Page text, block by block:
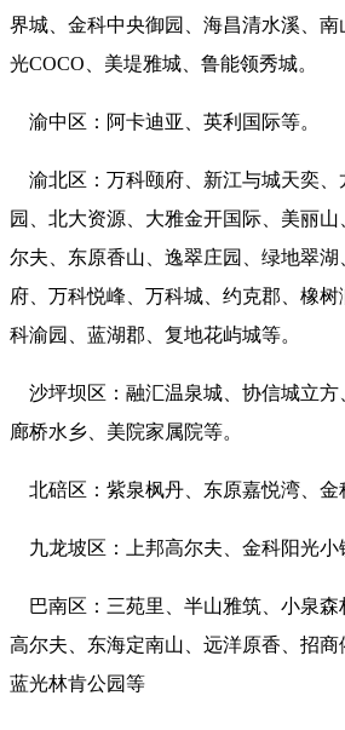
界城、金科中央御园、海昌清水溪、
光COCO、美堤雅城、鲁能领秀城。
渝中区：阿卡迪亚、英利国际等。
渝北区：万科颐府、新江与城天奕、
园、北大资源、大雅金开国际、美丽
尔夫、东原香山、逸翠庄园、绿地翠
府、万科悦峰、万科城、约克郡、橡
科渝园、蓝湖郡、复地花屿城等。
沙坪坝区：融汇温泉城、协信城立方
廊桥水乡、美院家属院等。
北碚区：紫泉枫丹、东原嘉悦湾、金
九龙坡区：上邦高尔夫、金科阳光小
巴南区：三苑里、半山雅筑、小泉森
高尔夫、东海定南山、远洋原香、招商
蓝光林肯公园等